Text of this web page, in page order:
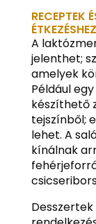
RECEPTEK
ÉTKEZÉSHEZ
A
jelenthet;
amelyek
Például
készíthető
tejszínből;
lehet. A
kínálnak